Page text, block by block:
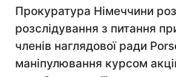
Прокуратура Німеччини
розслідування з питання
членів наглядової ради
маніпулювання курсом